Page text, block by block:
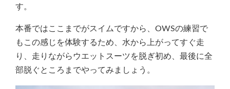
す。
本番ではここまでがスイムですから、OWSの練習で
もこの感じを体験するため、水から上がってすぐ走
り、走りながらウエットスーツを脱ぎ初め、最後に全
部脱ぐところまでやってみましょう。